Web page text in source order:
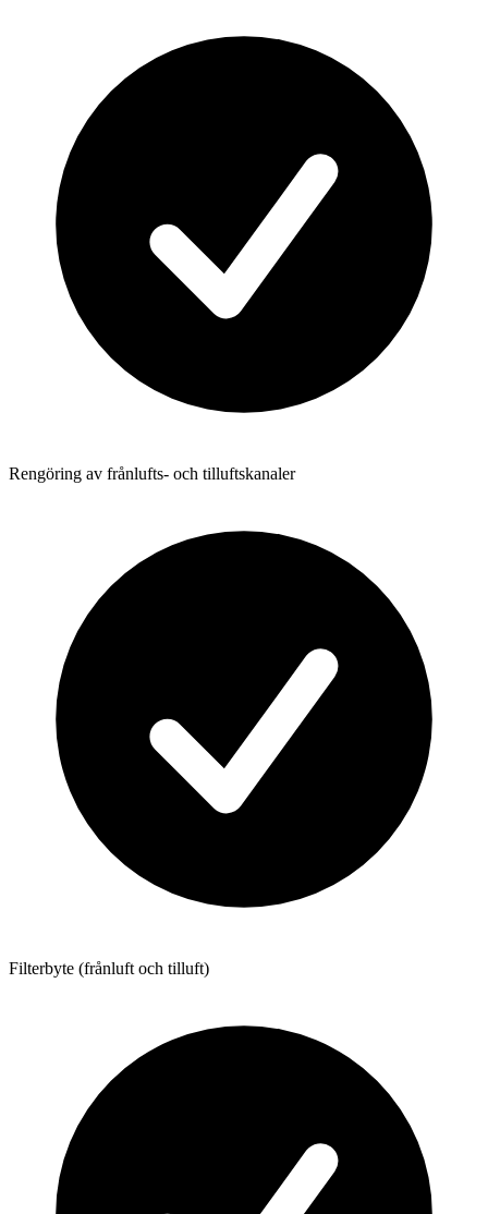
Rengöring av frånlufts- och tilluftskanaler
Filterbyte (frånluft och tilluft)